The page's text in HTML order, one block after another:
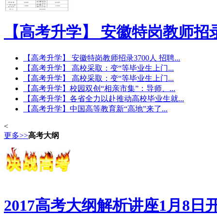
【高考升学】 安徽特岗教师招
【高考升学】 安徽特岗教师招录3700人 招聘...
【高考升学】 高校采取：变“等毕业生上门...
【高考升学】 高校采取：变“等毕业生上门...
【高考升学】校园双创“相亲市集”：导师、...
【高考升学】各省全力以赴推动高校毕业生就...
【高考升学】中国高等教育新“高地”来了...
<
更多>>高考大纲
2017高考大纲解析讲座1月8日